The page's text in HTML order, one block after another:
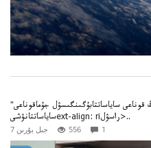
"وزگەشە وي" باوي"رلاباعدارلاماسىنىڭ قوناعى ساياساتتابۇگىنگىسۋل جۇماقوناعىtrong>
ساياساتتانۋشىext-align: riراسۋل>..
7 جىل بۇرىن 556 1